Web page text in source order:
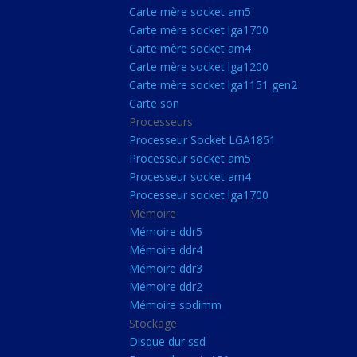
Carte Mère Socket
Carte mère socket am5
Carte mère socket
Carte mère socket am4
Carte mère socket
Carte son
Processeurs
Carte mère socket am5
Carte mère socket lga1700
Carte mère socket am4
Carte mère socket lga1200
Carte mère socket lga1151 gen2
Carte son
Processeurs
Processeur Socket LGA1851
Processeur socket am5
Processeur socket am4
Processeur socket lga1700
Mémoire
Mémoire ddr5
Mémoire ddr4
Mémoire ddr3
Mémoire ddr2
Mémoire sodimm
Stockage
Disque dur ssd